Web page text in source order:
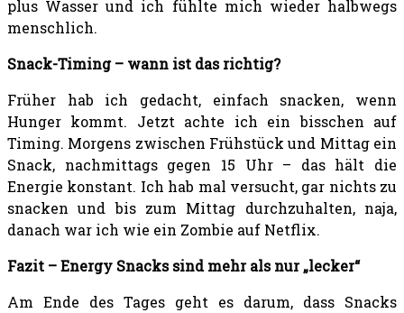
plus Wasser und ich fühlte mich wieder halbwegs
menschlich.
Snack-Timing – wann ist das richtig?
Früher hab ich gedacht, einfach snacken, wenn
Hunger kommt. Jetzt achte ich ein bisschen auf
Timing. Morgens zwischen Frühstück und Mittag ein
Snack, nachmittags gegen 15 Uhr – das hält die
Energie konstant. Ich hab mal versucht, gar nichts zu
snacken und bis zum Mittag durchzuhalten, naja,
danach war ich wie ein Zombie auf Netflix.
Fazit – Energy Snacks sind mehr als nur „lecker“
Am Ende des Tages geht es darum, dass Snacks